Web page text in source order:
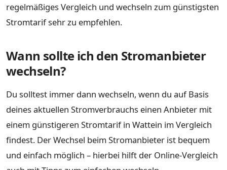
regelmäßiges Vergleich und wechseln zum günstigsten
Stromtarif sehr zu empfehlen.
Wann sollte ich den Stromanbieter
wechseln?
Du solltest immer dann wechseln, wenn du auf Basis
deines aktuellen Stromverbrauchs einen Anbieter mit
einem günstigeren Stromtarif in Wattein im Vergleich
findest. Der Wechsel beim Stromanbieter ist bequem
und einfach möglich – hierbei hilft der Online-Vergleich